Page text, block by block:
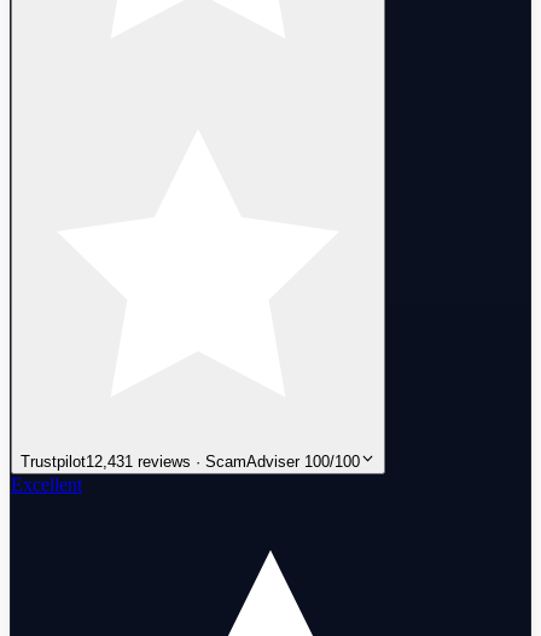
Trustpilot12,431 reviews · ScamAdviser 100/100
Excellent